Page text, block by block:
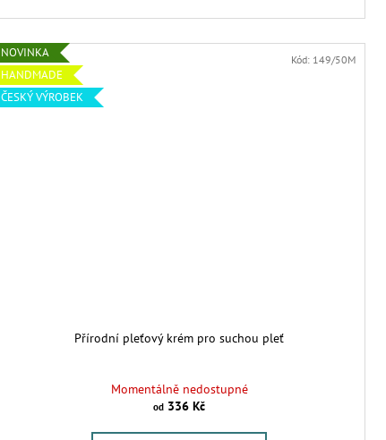
NOVINKA
HANDMADE
ČESKÝ VÝROBEK
Přírodní pleťový krém pro suchou pleť
Momentálně nedostupné
od 336 Kč
Kód: 149/50M